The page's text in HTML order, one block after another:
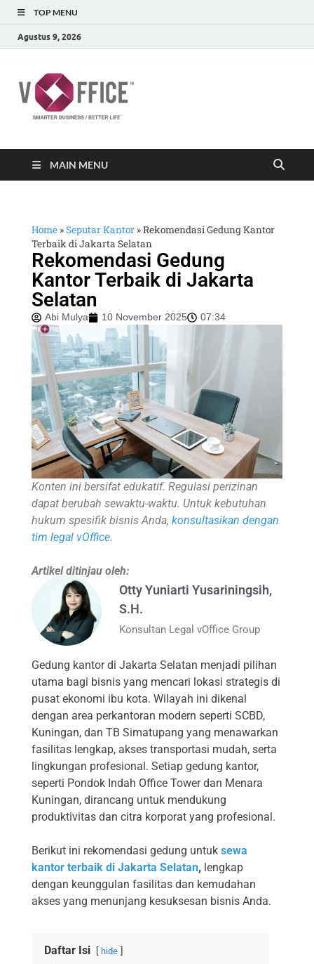
TOP MENU
Agustus 9, 2026
MAIN MENU
Home »Seputar Kantor »Rekomendasi Gedung Kantor
Terbaik di Jakarta Selatan
Rekomendasi Gedung
Kantor Terbaik di Jakarta
Selatan
Abi Mulya 10 November 2025 07:34
Konten ini bersifat edukatif. Regulasi perizinan
dapat berubah sewaktu-waktu. Untuk kebutuhan
hukum spesifik bisnis Anda, konsultasikan dengan
tim legal vOffice.
Artikel ditinjau oleh:
Otty Yuniarti Yusariningsih,
S.H.
Konsultan Legal vOffice Group
Gedung kantor di Jakarta Selatan menjadi pilihan
utama bagi bisnis yang mencari lokasi strategis di
pusat ekonomi ibu kota. Wilayah ini dikenal
dengan area perkantoran modern seperti SCBD,
Kuningan, dan TB Simatupang yang menawarkan
fasilitas lengkap, akses transportasi mudah, serta
lingkungan profesional. Setiap gedung kantor,
seperti Pondok Indah Office Tower dan Menara
Kuningan, dirancang untuk mendukung
produktivitas dan citra korporat yang profesional.
Berikut ini rekomendasi gedung untuk sewa
kantor terbaik di Jakarta Selatan, lengkap
dengan keunggulan fasilitas dan kemudahan
akses yang menunjang kesuksesan bisnis Anda.
Daftar Isi hide